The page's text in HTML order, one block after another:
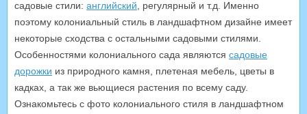
садовые стили: английский , регулярный и т.д. Именно
поэтому колониальный стиль в ландшафтном дизайне имеет
некоторые сходства с остальными садовыми стилями.
Особенностями колониального сада являются садовые
дорожки из природного камня, плетеная мебель, цветы в
кадках, а так же вьющиеся растения по всему саду.
Ознакомьтесь с фото колониального стиля в ландшафтном